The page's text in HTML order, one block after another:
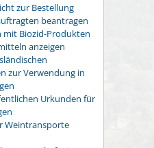
zur Bestellung
beantragen
mit Biozid-Produkten
anzeigen
zur Verwendung in
Urkunden für
Weintransporte